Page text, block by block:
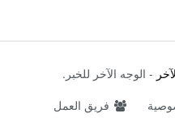
- الوجه الآخر للخبر.
فريق العمل